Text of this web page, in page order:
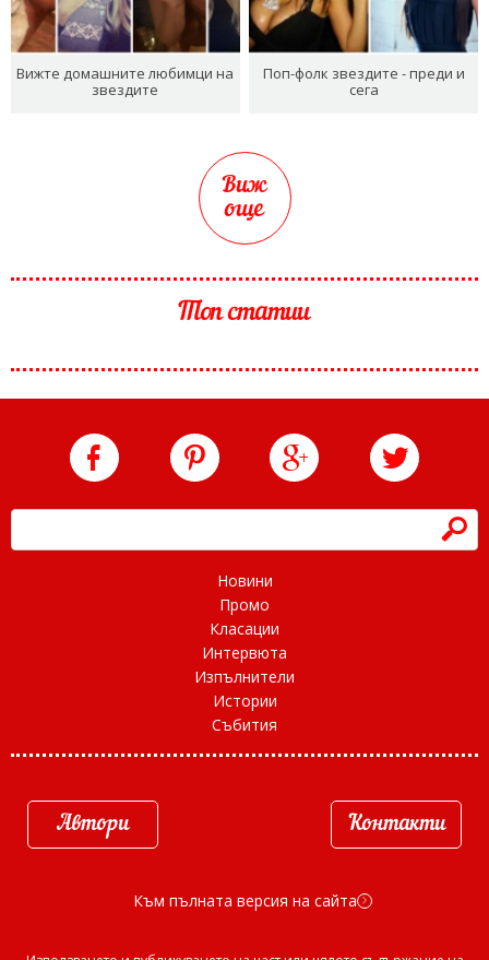
Вижте домашните любимци на
звездите
Поп-фолк звездите - преди и
сега
Виж
още
Топ статии
h
Новини
Промо
Класации
Интервюта
Изпълнители
Истории
Събития
Автори Контакти
Към пълната версия на сайта d